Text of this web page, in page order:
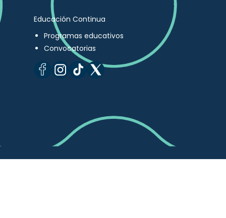
Educación Continua
Programas educativos
Convocatorias